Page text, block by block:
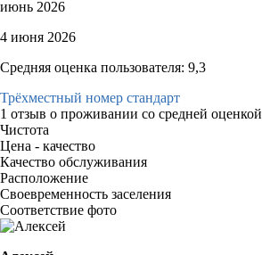
июнь 2026
4 июня 2026
Средняя оценка пользователя: 9,3
Трёхместный номер стандарт
1 отзыв о проживании со средней оценкой
Чистота
Цена - качество
Качество обслуживания
Расположение
Своевременность заселения
Соответствие фото